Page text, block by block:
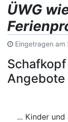
ÜWG
Eingetragen am
Angebote
... Kinder